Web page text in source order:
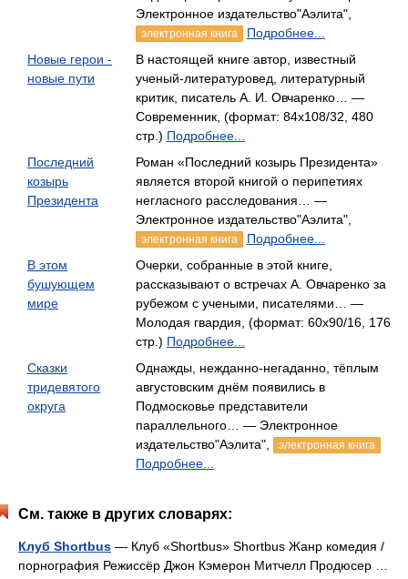
Электронное издательство"Аэлита",
электронная книга
Подробнее...
Новые герои -
новые пути
В настоящей книге автор, известный
ученый-литературовед, литературный
критик, писатель А. И. Овчаренко… —
Современник, (формат: 84x108/32, 480
стр.) Подробнее...
Последний
козырь
Президента
Роман «Последний козырь Президента»
является второй книгой о перипетиях
негласного расследования… —
Электронное издательство"Аэлита",
электронная книга
Подробнее...
В этом
бушующем
мире
Очерки, собранные в этой книге,
рассказывают о встречах А. Овчаренко за
рубежом с учеными, писателями… —
Молодая гвардия, (формат: 60x90/16, 176
стр.) Подробнее...
Сказки
тридевятого
округа
Однажды, нежданно-негаданно, тёплым
августовским днём появились в
Подмосковье представители
параллельного… — Электронное
издательство"Аэлита",
электронная книга
Подробнее...
См. также в других словарях:
Клуб Shortbus — Клуб «Shortbus» Shortbus Жанр комедия /
порнография Режиссёр Джон Кэмерон Митчелл Продюсер …